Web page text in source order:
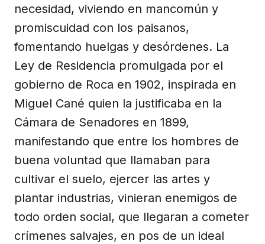
necesidad, viviendo en mancomún y
promiscuidad con los paisanos,
fomentando huelgas y desórdenes. La
Ley de Residencia promulgada por el
gobierno de Roca en 1902, inspirada en
Miguel Cané quien la justificaba en la
Cámara de Senadores en 1899,
manifestando que entre los hombres de
buena voluntad que llamaban para
cultivar el suelo, ejercer las artes y
plantar industrias, vinieran enemigos de
todo orden social, que llegaran a cometer
crímenes salvajes, en pos de un ideal